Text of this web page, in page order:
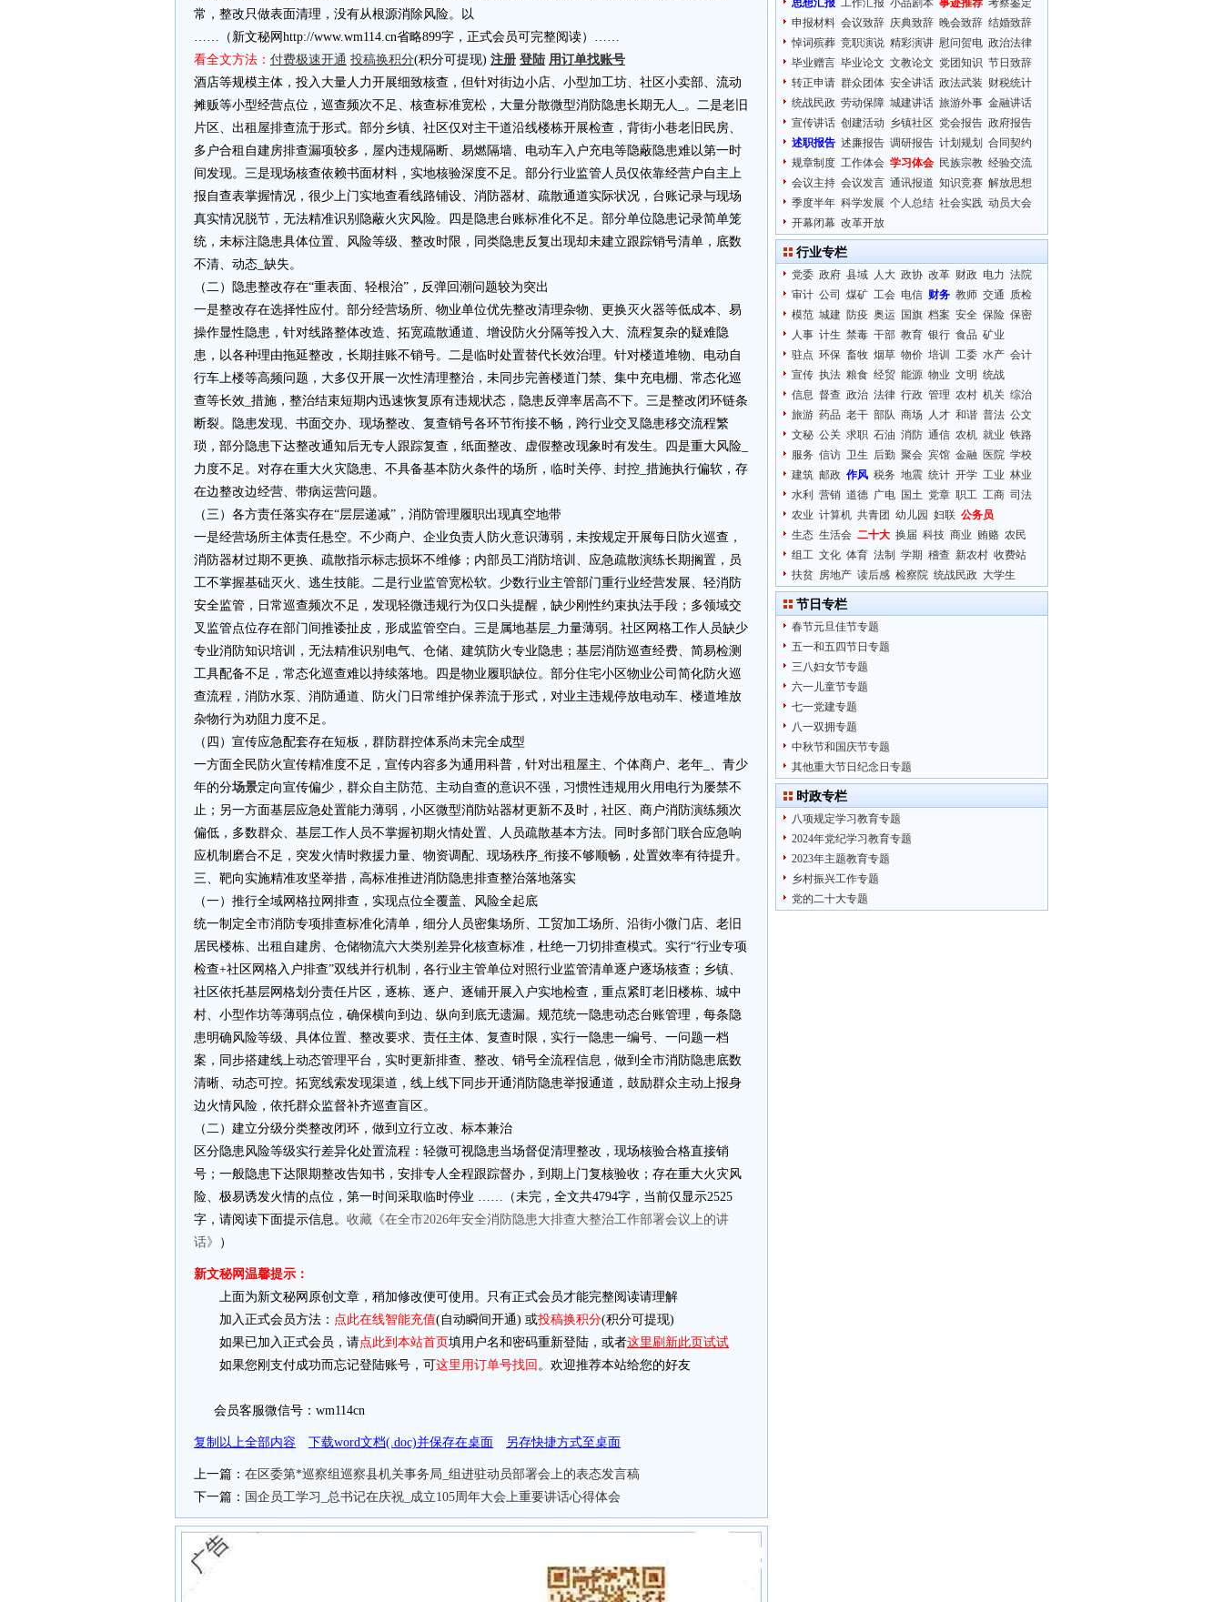
常，整改只做表面清理，没有从根源消除风险。以
……（新文秘网http://www.wm114.cn省略899字，正式会员可完整阅读）……
看全文方法： 付费极速开通 投稿换积分(积分可提现) 注册 登陆 用订单找账号
酒店等规模主体，投入大量人力开展细致核查，但针对街边小店、小型加工坊、社区小卖部、流动
摊贩等小型经营点位，巡查频次不足、核查标准宽松，大量分散微型消防隐患长期无人_。二是老旧
片区、出租屋排查流于形式。部分乡镇、社区仅对主干道沿线楼栋开展检查，背街小巷老旧民房、
多户合租自建房排查漏项较多，屋内违规隔断、易燃隔墙、电动车入户充电等隐蔽隐患难以第一时
间发现。三是现场核查依赖书面材料，实地核验深度不足。部分行业监管人员仅依靠经营户自主上
报自查表掌握情况，很少上门实地查看线路铺设、消防器材、疏散通道实际状况，台账记录与现场
真实情况脱节，无法精准识别隐蔽火灾风险。四是隐患台账标准化不足。部分单位隐患记录简单笼
统，未标注隐患具体位置、风险等级、整改时限，同类隐患反复出现却未建立跟踪销号清单，底数
不清、动态_缺失。
（二）隐患整改存在“重表面、轻根治”，反弹回潮问题较为突出
一是整改存在选择性应付。部分经营场所、物业单位优先整改清理杂物、更换灭火器等低成本、易
操作显性隐患，针对线路整体改造、拓宽疏散通道、增设防火分隔等投入大、流程复杂的疑难隐
患，以各种理由拖延整改，长期挂账不销号。二是临时处置替代长效治理。针对楼道堆物、电动自
行车上楼等高频问题，大多仅开展一次性清理整治，未同步完善楼道门禁、集中充电棚、常态化巡
查等长效_措施，整治结束短期内迅速恢复原有违规状态，隐患反弹率居高不下。三是整改闭环链条
断裂。隐患发现、书面交办、现场整改、复查销号各环节衔接不畅，跨行业交叉隐患移交流程繁
琐，部分隐患下达整改通知后无专人跟踪复查，纸面整改、虚假整改现象时有发生。四是重大风险_
力度不足。对存在重大火灾隐患、不具备基本防火条件的场所，临时关停、封控_措施执行偏软，存
在边整改边经营、带病运营问题。
（三）各方责任落实存在“层层递减”，消防管理履职出现真空地带
一是经营场所主体责任悬空。不少商户、企业负责人防火意识薄弱，未按规定开展每日防火巡查，
消防器材过期不更换、疏散指示标志损坏不维修；内部员工消防培训、应急疏散演练长期搁置，员
工不掌握基础灭火、逃生技能。二是行业监管宽松软。少数行业主管部门重行业经营发展、轻消防
安全监管，日常巡查频次不足，发现轻微违规行为仅口头提醒，缺少刚性约束执法手段；多领域交
叉监管点位存在部门间推诿扯皮，形成监管空白。三是属地基层_力量薄弱。社区网格工作人员缺少
专业消防知识培训，无法精准识别电气、仓储、建筑防火专业隐患；基层消防巡查经费、简易检测
工具配备不足，常态化巡查难以持续落地。四是物业履职缺位。部分住宅小区物业公司简化防火巡
查流程，消防水泵、消防通道、防火门日常维护保养流于形式，对业主违规停放电动车、楼道堆放
杂物行为劝阻力度不足。
（四）宣传应急配套存在短板，群防群控体系尚未完全成型
一方面全民防火宣传精准度不足，宣传内容多为通用科普，针对出租屋主、个体商户、老年_、青少
年的分场景定向宣传偏少，群众自主防范、主动自查的意识不强，习惯性违规用火用电行为屡禁不
止；另一方面基层应急处置能力薄弱，小区微型消防站器材更新不及时，社区、商户消防演练频次
偏低，多数群众、基层工作人员不掌握初期火情处置、人员疏散基本方法。同时多部门联合应急响
应机制磨合不足，突发火情时救援力量、物资调配、现场秩序_衔接不够顺畅，处置效率有待提升。
三、靶向实施精准攻坚举措，高标准推进消防隐患排查整治落地落实
（一）推行全域网格拉网排查，实现点位全覆盖、风险全起底
统一制定全市消防专项排查标准化清单，细分人员密集场所、工贸加工场所、沿街小微门店、老旧
居民楼栋、出租自建房、仓储物流六大类别差异化核查标准，杜绝一刀切排查模式。实行“行业专项
检查+社区网格入户排查”双线并行机制，各行业主管单位对照行业监管清单逐户逐场核查；乡镇、
社区依托基层网格划分责任片区，逐栋、逐户、逐铺开展入户实地检查，重点紧盯老旧楼栋、城中
村、小型作坊等薄弱点位，确保横向到边、纵向到底无遗漏。规范统一隐患动态台账管理，每条隐
患明确风险等级、具体位置、整改要求、责任主体、复查时限，实行一隐患一编号、一问题一档
案，同步搭建线上动态管理平台，实时更新排查、整改、销号全流程信息，做到全市消防隐患底数
清晰、动态可控。拓宽线索发现渠道，线上线下同步开通消防隐患举报通道，鼓励群众主动上报身
边火情风险，依托群众监督补齐巡查盲区。
（二）建立分级分类整改闭环，做到立行立改、标本兼治
区分隐患风险等级实行差异化处置流程：轻微可视隐患当场督促清理整改，现场核验合格直接销
号；一般隐患下达限期整改告知书，安排专人全程跟踪督办，到期上门复核验收；存在重大火灾风
险、极易诱发火情的点位，第一时间采取临时停业 ……（未完，全文共4794字，当前仅显示2525
字，请阅读下面提示信息。 收藏《在全市2026年安全消防隐患大排查大整治工作部署会议上的讲
话》
）
新文秘网温馨提示：
上面为新文秘网原创文章，稍加修改便可使用。只有正式会员才能完整阅读请理解
加入正式会员方法： 点此在线智能充值(自动瞬间开通) 或投稿换积分(积分可提现)
如果已加入正式会员，请点此到本站首页填用户名和密码重新登陆，或者这里刷新此页试试
如果您刚支付成功而忘记登陆账号，可这里用订单号找回 。欢迎推荐本站给您的好友
会员客服微信号：wm114cn
复制以上全部内容 下载word文档(.doc)并保存在桌面 另存快捷方式至桌面
上一篇： 在区委第*巡察组巡察县机关事务局_组进驻动员部署会上的表态发言稿
下一篇： 国企员工学习_总书记在庆祝_成立105周年大会上重要讲话心得体会
思想汇报 工作汇报 小品剧本 事迹推荐 考察鉴定
申报材料 会议致辞 庆典致辞 晚会致辞 结婚致辞
悼词殡葬 竞职演说 精彩演讲 慰问贺电 政治法律
毕业赠言 毕业论文 文教论文 党团知识 节日致辞
转正申请 群众团体 安全讲话 政法武装 财税统计
统战民政 劳动保障 城建讲话 旅游外事 金融讲话
宣传讲话 创建活动 乡镇社区 党会报告 政府报告
述职报告 述廉报告 调研报告 计划规划
合同契约
规章制度 工作体会 学习体会 民族宗教 经验交流
会议主持 会议发言 通讯报道 知识竞赛 解放思想
季度半年 科学发展 个人总结 社会实践 动员大会
开幕闭幕 改革开放
行业专栏
党委 政府 县域 人大 政协 改革 财政 电力 法院
审计 公司 煤矿 工会 电信 财务 教师 交通 质检
模范 城建 防疫 奥运 国旗 档案 安全 保险 保密
人事 计生 禁毒 干部 教育 银行 食品 矿业
驻点 环保 畜牧 烟草 物价 培训 工委 水产 会计
宣传 执法 粮食 经贸 能源 物业 文明 统战
信息 督查 政治 法律 行政 管理 农村 机关 综治
旅游 药品 老干 部队 商场 人才 和谐 普法 公文
文秘 公关 求职 石油 消防 通信 农机 就业 铁路
服务 信访 卫生 后勤 聚会 宾馆 金融 医院 学校
建筑 邮政 作风 税务 地震 统计 开学 工业 林业
水利
营销 道德 广电 国土 党章 职工 工商 司法
农业 计算机 共青团 幼儿园 妇联 公务员
生态 生活会 二十大 换届 科技 商业 贿赂 农民
组工 文化 体育 法制 学期 稽查 新农村 收费站
扶贫 房地产 读后感 检察院 统战民政 大学生
节日专栏
春节元旦佳节专题
五一和五四节日专题
三八妇女节专题
六一儿童节专题
七一党建专题
八一双拥专题
中秋节和国庆节专题
其他重大节日纪念日专题
时政专栏
八项规定学习教育专题
2024年党纪学习教育专题
2023年主题教育专题
乡村振兴工作专题
党的二十大专题